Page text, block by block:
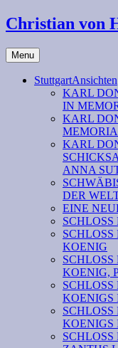
Christian von
Menu
StuttgartAnsichten
KARL
IN
KARL
KARL
ANNA
DER
EINE
KOENIG
KOENIG,
KOENIGS
KOENIGS